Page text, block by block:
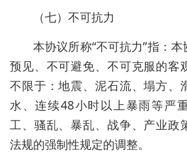
（七）不可抗力
本协议所称“不可抗力”指：
预见、不可避免、不可克服的客
不限于：地震、泥石流、塌方、
水、连续48小时以上暴雨等严
工、骚乱、暴乱、战争、产业政
法规的强制性规定的调整。